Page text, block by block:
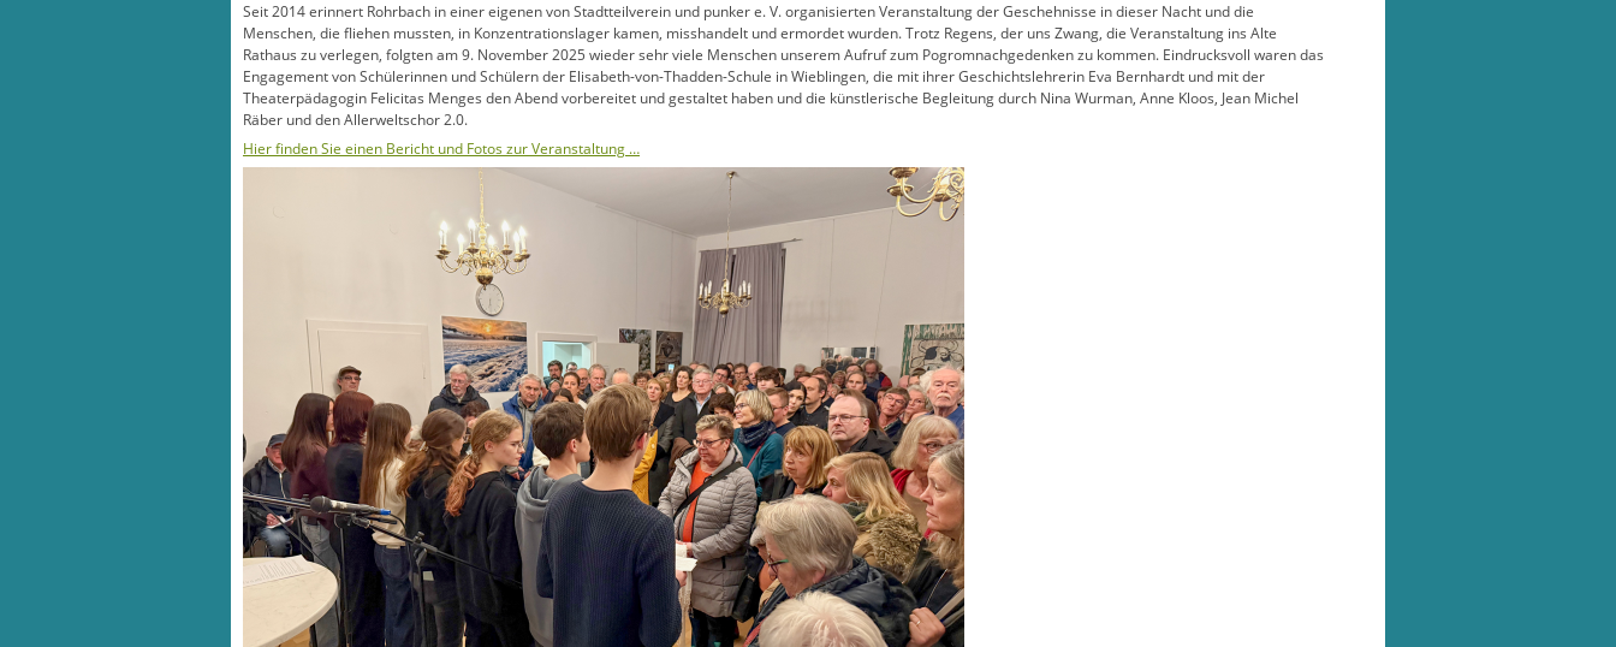
Seit 2014 erinnert Rohrbach in einer eigenen von Stadtteilverein und punker e. V. organisierten Veranstaltung der Geschehnisse in dieser Nacht und die
Menschen, die fliehen mussten, in Konzentrationslager kamen, misshandelt und ermordet wurden. Trotz Regens, der uns Zwang, die Veranstaltung ins Alte
Rathaus zu verlegen, folgten am 9. November 2025 wieder sehr viele Menschen unserem Aufruf zum Pogromnachgedenken zu kommen. Eindrucksvoll waren das
Engagement von Schülerinnen und Schülern der Elisabeth-von-Thadden-Schule in Wieblingen, die mit ihrer Geschichtslehrerin Eva Bernhardt und mit der
Theaterpädagogin Felicitas Menges den Abend vorbereitet und gestaltet haben und die künstlerische Begleitung durch Nina Wurman, Anne Kloos, Jean Michel
Räber und den Allerweltschor 2.0.
Hier finden Sie einen Bericht und Fotos zur Veranstaltung …